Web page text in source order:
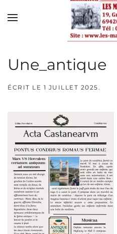
Skip to main content
Une_antique
ÉCRIT LE 1 JUILLET 2025.